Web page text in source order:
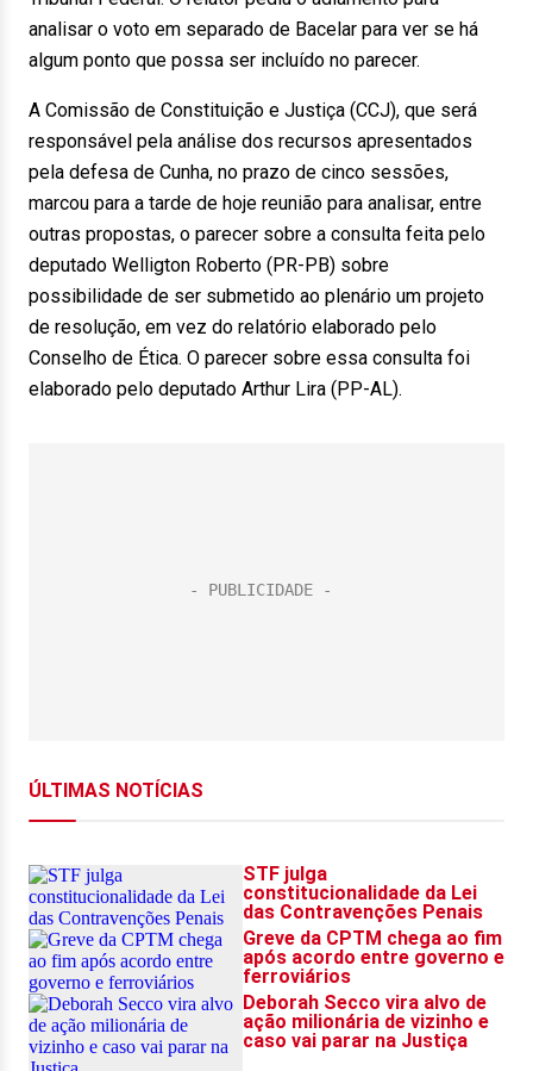
analisar o voto em separado de Bacelar para ver se há
algum ponto que possa ser incluído no parecer.
A Comissão de Constituição e Justiça (CCJ), que será
responsável pela análise dos recursos apresentados
pela defesa de Cunha, no prazo de cinco sessões,
marcou para a tarde de hoje reunião para analisar, entre
outras propostas, o parecer sobre a consulta feita pelo
deputado Welligton Roberto (PR-PB) sobre
possibilidade de ser submetido ao plenário um projeto
de resolução, em vez do relatório elaborado pelo
Conselho de Ética. O parecer sobre essa consulta foi
elaborado pelo deputado Arthur Lira (PP-AL).